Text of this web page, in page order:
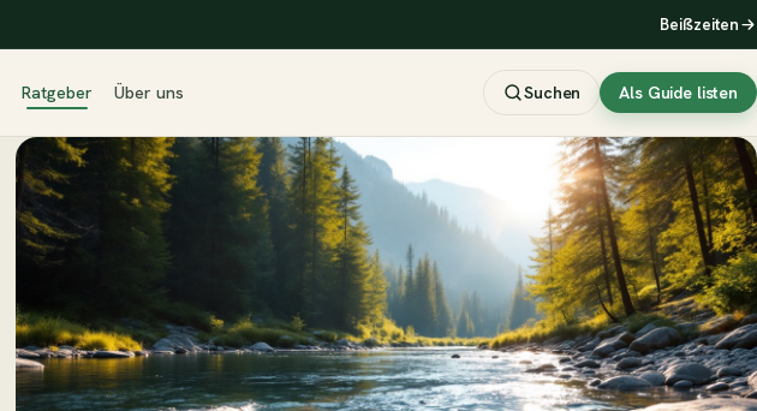
Beißzeiten
Ratgeber Über uns Suchen Als Guide listen